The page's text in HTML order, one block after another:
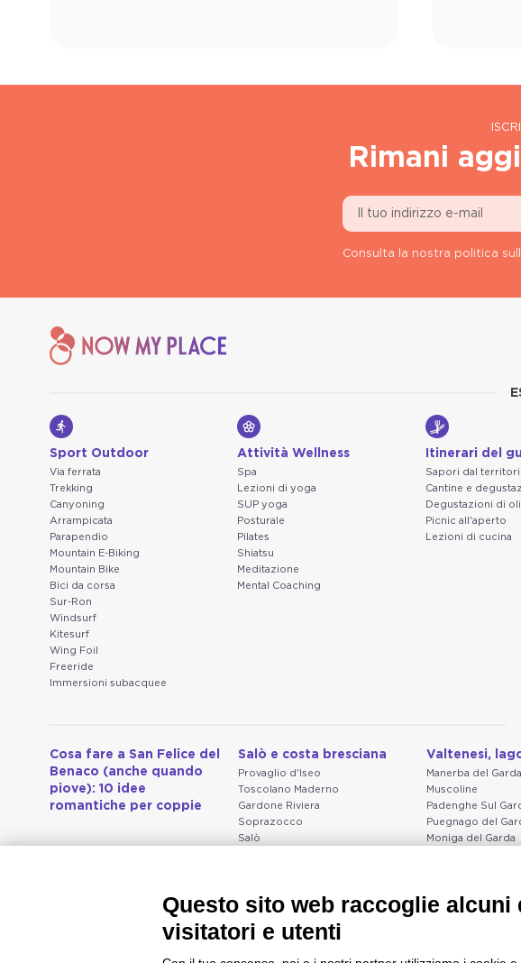
Rimani
Consulta la nostra politica
Sport Outdoor
Via ferrata
Trekking
Canyoning
Arrampicata
Parapendio
Mountain E-Biking
Mountain Bike
Bici da corsa
Sur-Ron
Windsurf
Kitesurf
Wing Foil
Freeride
Immersioni subacquee
Attività Wellness
Spa
Lezioni di yoga
SUP yoga
Posturale
Pilates
Shiatsu
Meditazione
Mental Coaching
Itinerari del
Sapori dal
Cantine e
Degustazioni di
Picnic all'aperto
Lezioni di cucina
Cosa fare a San Felice del
Benaco (anche quando
piove): 10 idee
romantiche per coppie
Salò e costa bresciana
Provaglio d'Iseo
Toscolano Maderno
Gardone Riviera
Soprazocco
Salò
Bedizzole
Valtenesi,
Manerba del Garda
Muscoline
Padenghe Sul
Puegnago del
Moniga del Garda
Questo sito web raccoglie alcuni
visitatori e utenti